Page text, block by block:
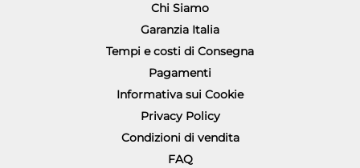
Chi Siamo
Garanzia Italia
Tempi e costi di Consegna
Pagamenti
Informativa sui Cookie
Privacy Policy
Condizioni di vendita
FAQ